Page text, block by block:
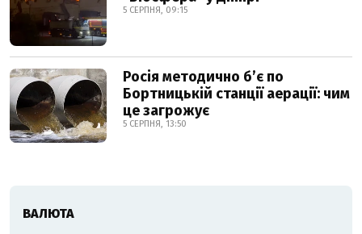
5 СЕРПНЯ, 09:15
Росія методично б’є по
Бортницькій станції аерації: чим
це загрожує
5 СЕРПНЯ, 13:50
ВАЛЮТА